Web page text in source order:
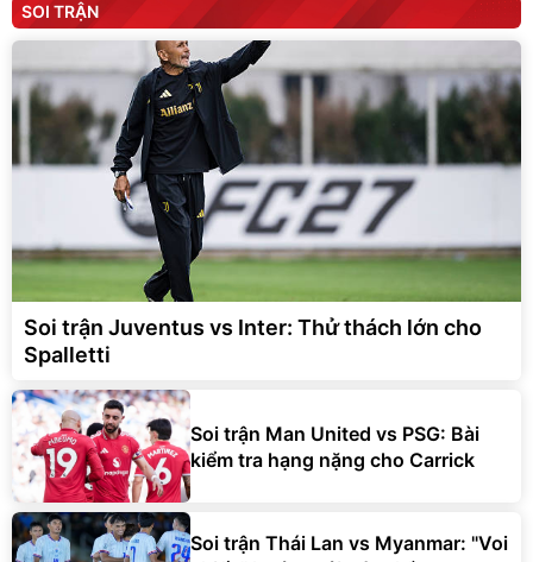
SOI TRẬN
Soi trận Juventus vs Inter: Thử thách lớn cho
Spalletti
Soi trận Man United vs PSG: Bài
kiểm tra hạng nặng cho Carrick
Soi trận Thái Lan vs Myanmar: "Voi